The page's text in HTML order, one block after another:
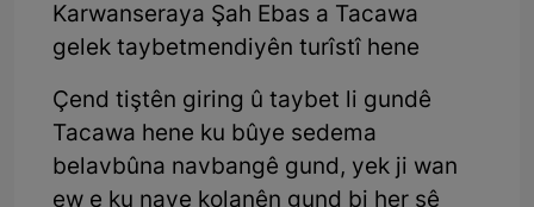
Karwanseraya Şah Ebas a Tacawa
gelek taybetmendiyên turîstî hene
Çend tiştên giring û taybet li gundê
Tacawa hene ku bûye sedema
belavbûna navbangê gund, yek ji wan